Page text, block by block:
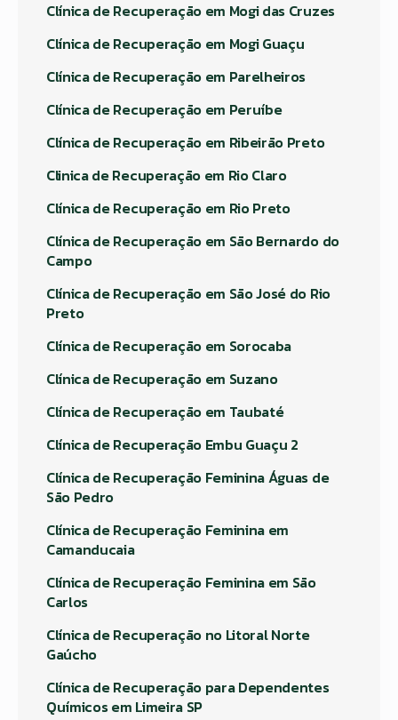
Clínica de Recuperação em Mogi das Cruzes
Clínica de Recuperação em Mogi Guaçu
Clínica de Recuperação em Parelheiros
Clínica de Recuperação em Peruíbe
Clínica de Recuperação em Ribeirão Preto
Clinica de Recuperação em Rio Claro
Clínica de Recuperação em Rio Preto
Clínica de Recuperação em São Bernardo do
Campo
Clínica de Recuperação em São José do Rio
Preto
Clínica de Recuperação em Sorocaba
Clínica de Recuperação em Suzano
Clínica de Recuperação em Taubaté
Clínica de Recuperação Embu Guaçu 2
Clínica de Recuperação Feminina Águas de
São Pedro
Clínica de Recuperação Feminina em
Camanducaia
Clínica de Recuperação Feminina em São
Carlos
Clínica de Recuperação no Litoral Norte
Gaúcho
Clínica de Recuperação para Dependentes
Químicos em Limeira SP